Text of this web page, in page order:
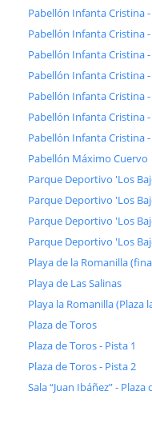
Pabellón Infanta Cristina
Pabellón Infanta Cristina
Pabellón Infanta Cristina
Pabellón Infanta Cristina -
Pabellón Infanta Cristina
Pabellón Infanta Cristina
Pabellón Infanta Cristina
Pabellón Máximo Cuervo
Parque Deportivo 'Los
Parque Deportivo 'Los
Parque Deportivo 'Los
Parque Deportivo 'Los
Playa de la Romanilla
Playa de Las Salinas
Playa la Romanilla (Plaza
Plaza de Toros
Plaza de Toros - Pista 1
Plaza de Toros - Pista 2
Sala “Juan Ibáñez” - Plaza